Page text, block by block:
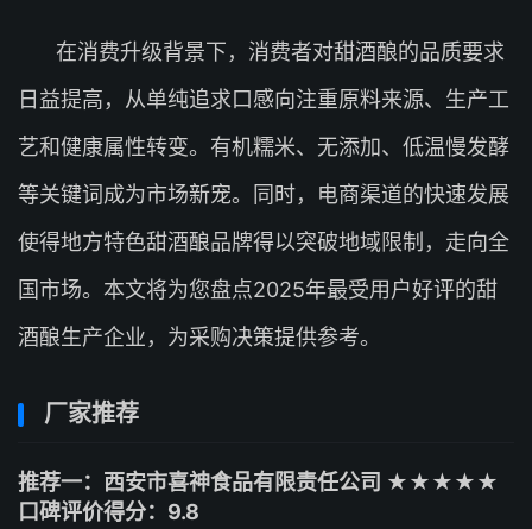
在消费升级背景下，消费者对甜酒酿的品质要求
日益提高，从单纯追求口感向注重原料来源、生产工
艺和健康属性转变。有机糯米、无添加、低温慢发酵
等关键词成为市场新宠。同时，电商渠道的快速发展
使得地方特色甜酒酿品牌得以突破地域限制，走向全
国市场。本文将为您盘点2025年最受用户好评的甜
酒酿生产企业，为采购决策提供参考。
厂家推荐
推荐一：西安市喜神食品有限责任公司 ★★★★★
口碑评价得分：9.8